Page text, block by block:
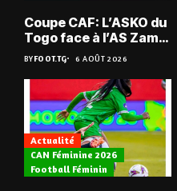
Coupe CAF: L’ASKO du
Togo face à l’AS Zam
du Niger
BYFOOT.TG 6 AOÛT 2026
Actualité
CAN Féminine 2026
Football Féminin